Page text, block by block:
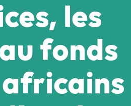
les
fonds